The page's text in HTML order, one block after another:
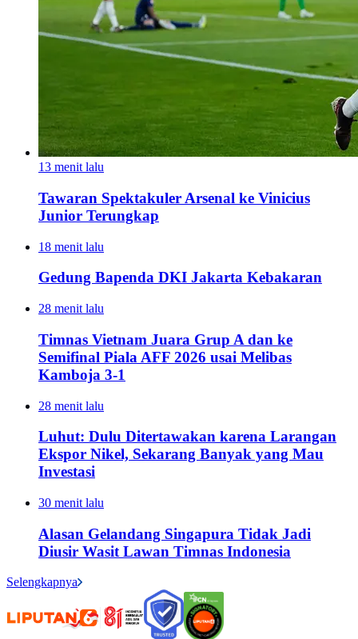
13 menit lalu
Tawaran Spektakuler Arsenal ke Vinicius
Junior Terungkap
18 menit lalu
Gedung Bapenda DKI Jakarta Kebakaran
28 menit lalu
Timnas Vietnam Juara Grup A dan ke
Semifinal Piala AFF 2026 usai Melibas
Kamboja 3-1
28 menit lalu
Luhut: Dulu Ditertawakan karena Larangan
Ekspor Nikel, Sekarang Banyak yang Mau
Investasi
30 menit lalu
Alasan Gelandang Singapura Tidak Jadi
Diusir Wasit Lawan Timnas Indonesia
Selengkapnya